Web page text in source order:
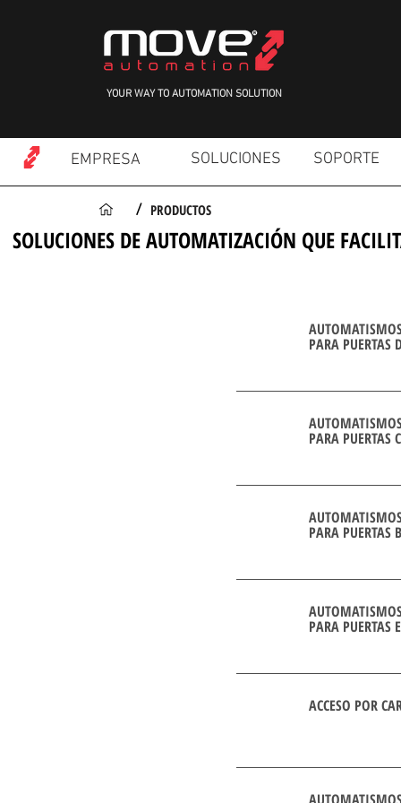
YOUR WAY TO AUTOMATION SOLUTION
EMPRESA SOLUCIONES SOPORTE
/ PRODUCTOS
SOLUCIONES DE AUTOMATIZACIÓN QUE
PARA PUERTAS
PARA PUERTAS
PARA PUERTAS
PARA PUERTAS
ACCESO POR